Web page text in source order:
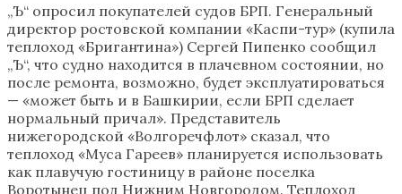
„Ъ“ опросил покупателей судов БРП. Генеральный
директор ростовской компании «Каспи-тур» (купила
теплоход «Бригантина») Сергей Пипенко сообщил
„Ъ“, что судно находится в плачевном состоянии, но
после ремонта, возможно, будет эксплуатироваться
— «может быть и в Башкирии, если БРП сделает
нормальный причал». Представитель
нижегородской «Волгоречфлот» сказал, что
теплоход «Муса Гареев» планируется использовать
как плавучую гостиницу в районе поселка
Воротынец под Нижним Новгородом. Теплоход